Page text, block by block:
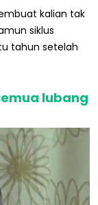
kalian tak
siklus
tahun setelah
lubang